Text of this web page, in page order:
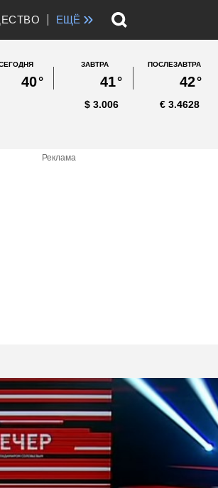
ЕЩЁ »
40°
ЗАВТРА
41°
ПОСЛЕЗАВТРА
42°
3.006
$ 3.4628
€
Реклама